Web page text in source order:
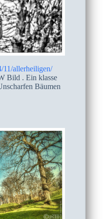
11/allerheiligen/
Bild . Ein klasse
Bäumen